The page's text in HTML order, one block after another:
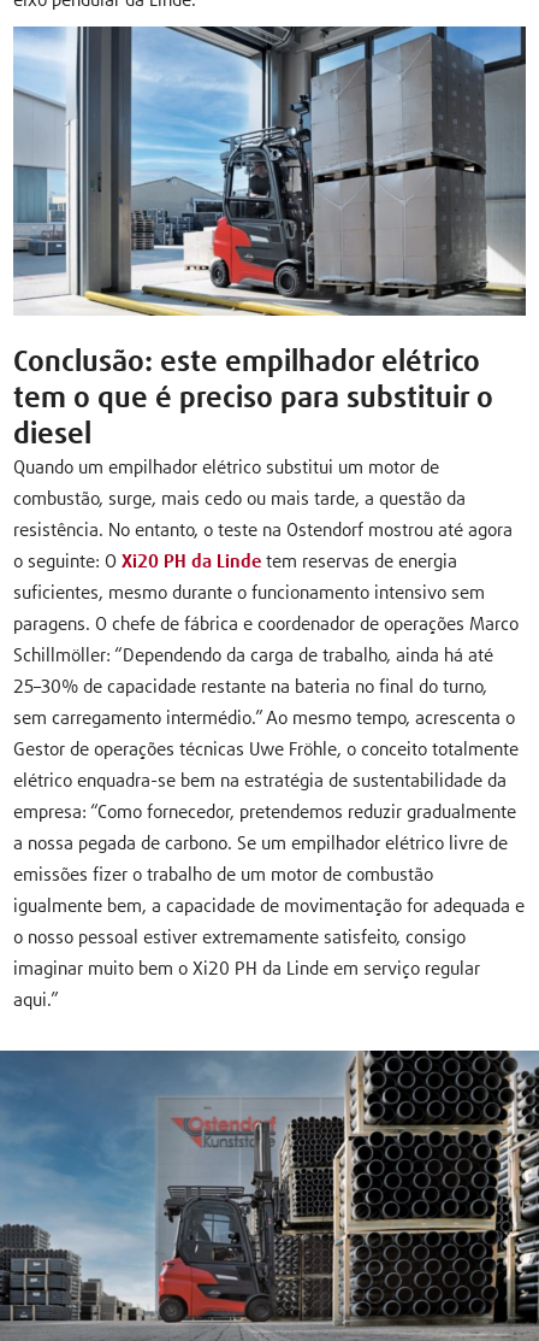
Conclusão: este empilhador elétrico
tem o que é preciso para substituir o
diesel
Quando um empilhador elétrico substitui um motor de
combustão, surge, mais cedo ou mais tarde, a questão da
resistência. No entanto, o teste na Ostendorf mostrou até agora
o seguinte: OXi20 PH da Linde tem reservas de energia
suficientes, mesmo durante o funcionamento intensivo sem
paragens. O chefe de fábrica e coordenador de operações Marco
Schillmöller: “Dependendo da carga de trabalho, ainda há até
25–30% de capacidade restante na bateria no final do turno,
sem carregamento intermédio.” Ao mesmo tempo, acrescenta o
Gestor de operações técnicas Uwe Fröhle, o conceito totalmente
elétrico enquadra-se bem na estratégia de sustentabilidade da
empresa: “Como fornecedor, pretendemos reduzir gradualmente
a nossa pegada de carbono. Se um empilhador elétrico livre de
emissões fizer o trabalho de um motor de combustão
igualmente bem, a capacidade de movimentação for adequada e
o nosso pessoal estiver extremamente satisfeito, consigo
imaginar muito bem o Xi20 PH da Linde em serviço regular
aqui.”